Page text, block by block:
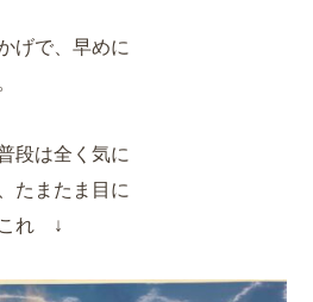
げで、早めに
段は全く気に
たまたま目に
これ ↓